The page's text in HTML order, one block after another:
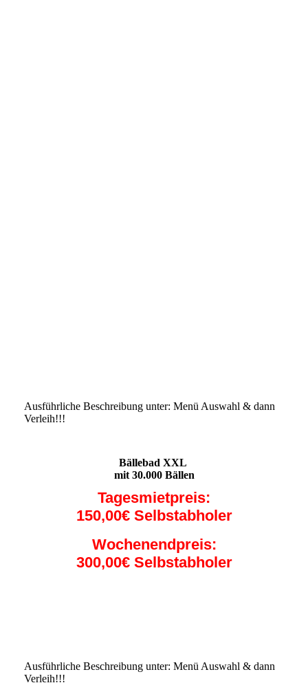
Ausführliche Beschreibung unter: Menü Auswahl & dann
Verleih!!!
Bällebad XXL
mit 30.000 Bällen
Tagesmietpreis:
150,00€ Selbstabholer
Wochenendpreis:
300,00€ Selbstabholer
Ausführliche Beschreibung unter: Menü Auswahl & dann
Verleih!!!